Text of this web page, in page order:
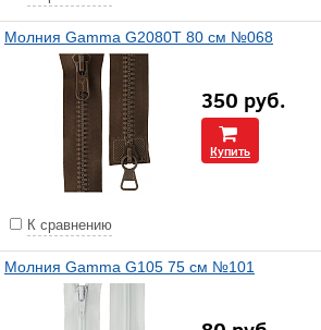
Молния Gamma G2080T 80 см №068
350 руб.
Купить
К сравнению
Молния Gamma G105 75 см №101